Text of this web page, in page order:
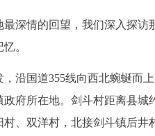
最深情的回望，我们深入探
。
，沿国道355线向西北蜿蜒而
府所在地。剑斗村距离县城
、双洋村，北接剑斗镇后井